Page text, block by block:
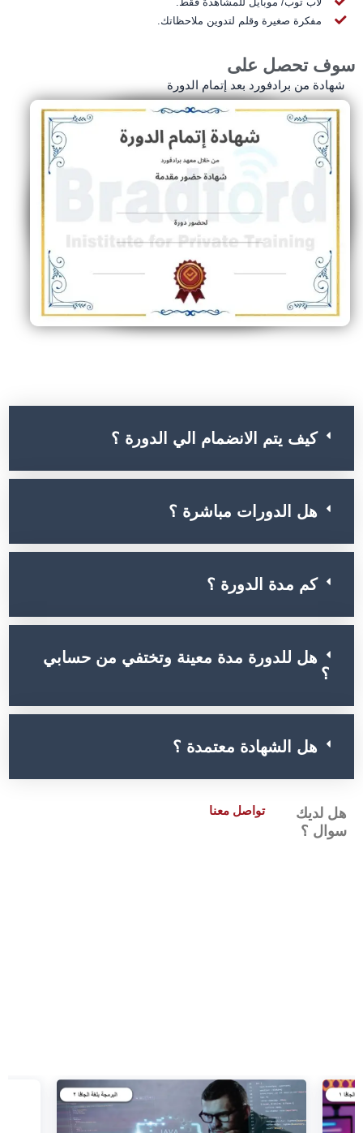
مفكرة صغيرة وقلم لتدوين ملاحظاتك.
تحصل على
شهادة من برادفورد بعد إتمام الدورة
كيف يتم الانضمام الي الدورة ؟
هل الدورات مباشرة ؟
كم مدة الدورة ؟
هل للدورة مدة معينة وتختفي من حسابي
هل الشهادة معتمدة ؟
هل لديك
سوال ؟
تواصل معنا